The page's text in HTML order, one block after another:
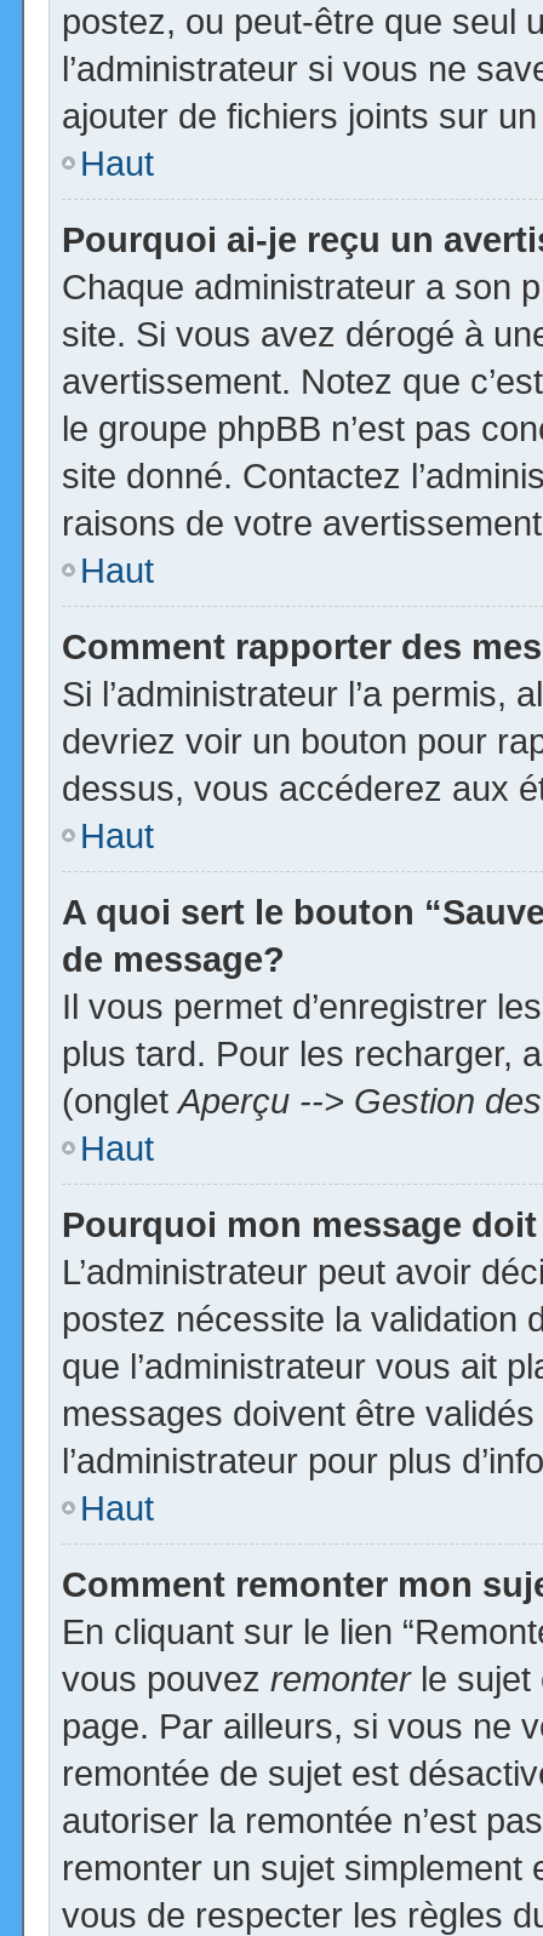
postez, ou peut-être que seul
l’administrateur si vous ne
ajouter de fichiers joints sur
Haut
Pourquoi ai-je reçu un
Chaque administrateur a son
site. Si vous avez dérogé à
avertissement. Notez que
le groupe phpBB n’est pas
site donné. Contactez
raisons de votre
Haut
Comment rapporter des
Si l’administrateur l’a permis,
devriez voir un bouton pour
dessus, vous accéderez aux
Haut
A quoi sert le bouton
de message?
Il vous permet d’enregistrer
plus tard. Pour les recharger,
(ongletAperçu --> Gestion
Haut
Pourquoi mon message
L’administrateur peut avoir
postez nécessite la validation
que l’administrateur vous ait
messages doivent être
l’administrateur pour plus
Haut
Comment remonter mon
En cliquant sur le lien
vous pouvez remonterle sujet
page. Par ailleurs, si vous ne
remontée de sujet est
autoriser la remontée n’est
remonter un sujet
vous de respecter les règles